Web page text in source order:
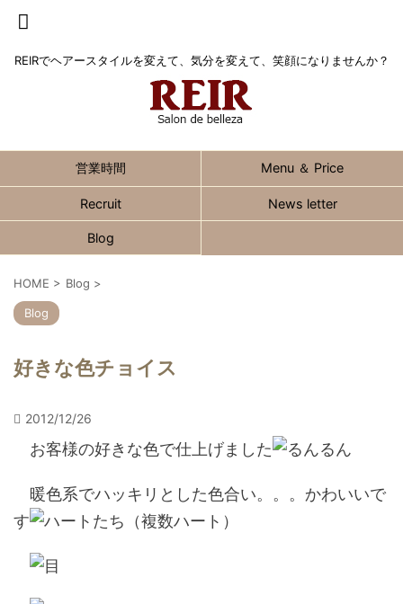
REIRでヘアースタイルを変えて、気分を変えて、笑顔になりませんか？
営業時間 Menu ＆ Price
Recruit News letter
Blog
HOME > Blog >
Blog
好きな色チョイス
2012/12/26
お客様の好きな色で仕上げました
暖色系でハッキリとした色合い。。。かわいいで
す